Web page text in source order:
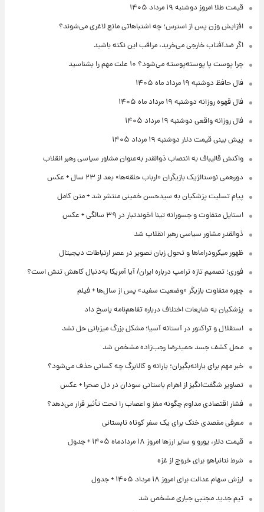
قیمت طلا امروز دوشنبه ۱۹ مرداد ۱۴۰۵
افزایش وزن پس از استرس؛ چه اشتباهاتی مانع لاغری می‌شوند؟
اگر ضدآفتاب خارجی می‌خرید، مراقب این نکته باشید
چرا پوست پا پوسته‌پوسته می‌شود؟ ۱۰ علت مهم را بشناسید
فال حافظ دوشنبه ۱۹ مرداد ماه ۱۴۰۵
فال قهوه روزانه دوشنبه ۱۹ مرداد ماه ۱۴۰۵
فال روزانه واقعی دوشنبه ۱۹ مرداد ۱۴۰۵
پیش‌ بینی قیمت دلار دوشنبه ۱۹ مرداد ۱۴۰۵
واکنش قالیباف به انتصاب ذوالقدر به‌عنوان مشاور سیاسی رهبر انقلاب
دورهمی نوستالژیک بازیگران «ارباب حلقه‌ها» بعد از ۲۳ سال + عکس
پیام تسلیت پزشکیان به سیدحسن خمینی منتشر شد + متن کامل
استایل متفاوت و جسورانه تینا آخوندتبار در ۳۹ سالگی + عکس
ذوالقدر مشاور سیاسی رهبر انقلاب شد
ظهور میکرودراماها و تحول زبان تصویر در عصر ارتباطات دیجیتال
فوری؛ تصمیم تازه ترامپ درباره ایران/ آیا آمریکا به‌دنبال کاهش تنش است؟
چهره متفاوت بازیگر «وضعیت سفید» پس از سال‌ها + فیلم
پزشکیان به شایعات اختلاف درباره تفاهم‌نامه پاسخ داد
استقلال و تراکتور در آستانه آسیا؛ مشکل بزرگ میزبانی حل نشد
محل کشف جسد حمیدرضا رجب‌زاده مشخص شد
خبر مهم برای یارانه‌بگیران؛ یارانه و کالابرگ چه کسانی حذف می‌شود؟
تصاویر شگفت‌انگیز از اهرام باستانی سودان در دل صحرا + عکس
فشار اقتصادی مداوم چگونه مغز و اعصاب را تحت تأثیر قرار می‌دهد؟
معرفی مقصدی خنک برای یک سفر کوتاه تابستانی
قیمت دلار، یورو و سایر ارزها امروز ۱۸ مردادماه ۱۴۰۵ + جدول
شرط نتانیاهو برای خروج از غزه
ارزش سهام عدالت برای امروز ۱۸ مرداد ۱۴۰۵ + جدول
تیم جدید مجتبی جباری مشخص شد